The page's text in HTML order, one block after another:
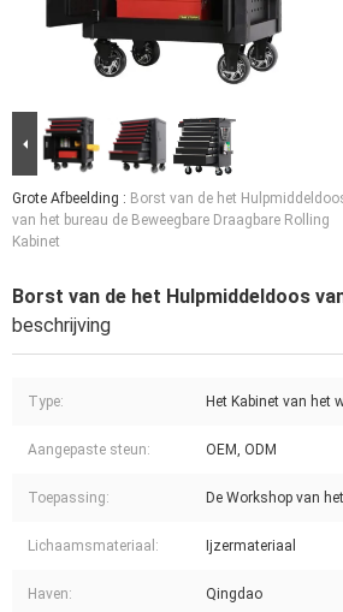
Grote Afbeelding : Borst van de het
van het bureau de Beweegbare Draagbare Rolling
Kabinet
Borst van de het Hulpmiddeldoos
beschrijving
Type: Het Kabinet van het
Aangepaste steun: OEM, ODM
Toepassing: De Workshop van
Lichaamsmateriaal: Ijzermateriaal
Haven: Qingdao